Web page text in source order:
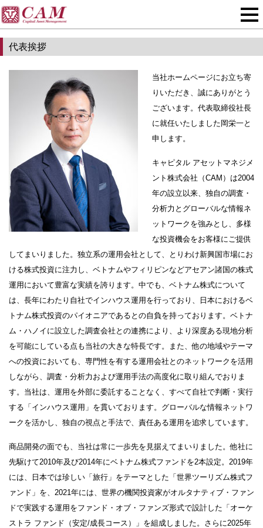
代表挨拶
当社ホームページにお立ち寄
りいただき、誠にありがとう
ございます。代表取締役社長
に就任いたしました岡栄一と
申します。
キャピタル アセットマネジメ
ント株式会社（CAM）は2004
年の設立以来、独自の調査・
分析力とグローバルな情報ネ
ットワークを強みとし、多様
な投資機会をお客様にご提供
してまいりました。独立系の運用会社として、とりわけ新興国市場にお
ける株式投資に注力し、ベトナムやフィリピンなどアセアン諸国の株式
運用において豊富な実績を誇ります。中でも、ベトナム株式について
は、長年にわたり自社でインハウス運用を行っており、日本におけるベ
トナム株式投資のパイオニアであるとの自負を持っております。ベトナ
ム・ハノイに設立した調査会社との連携により、より深度ある現地分析
を可能にしている点も当社の大きな特長です。また、他の地域やテーマ
への投資においても、専門性を有する運用会社とのネットワークを活用
しながら、調査・分析力および運用手法の高度化に取り組んでおりま
す。当社は、運用を外部に委託することなく、すべて自社で判断・実行
する「インハウス運用」を貫いております。グローバルな情報ネットワ
ークを活かし、独自の視点と手法で、責任ある運用を追求しています。
商品開発の面でも、当社は常に一歩先を見据えてまいりました。他社に
先駆けて2010年及び2014年にベトナム株式ファンドを2本設定。2019年
には、日本では珍しい「旅行」をテーマとした「世界ツーリズム株式フ
ァンド」を、2021年には、世界の機関投資家がオルタナティブ・ファン
ドで実践する運用をファンド・オブ・ファンズ形式で設計した「オーケ
ストラ ファンド（安定/成長コース）」を組成しました。さらに2025年